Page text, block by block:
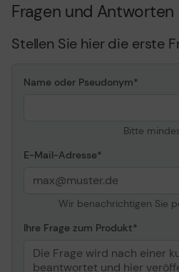
Fragen und Antworten
Stellen Sie hier die erste
Name oder Pseudonym
Bitte
E-Mail-Adresse
Wir benachrichtigen Sie
Ihre Frage zum Produkt